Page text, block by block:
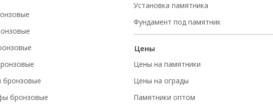
бронзовые
бронзовые
Установка памятника
Фундамент под памятник
Цены
Цены на памятники
Цены на ограды
Памятники оптом